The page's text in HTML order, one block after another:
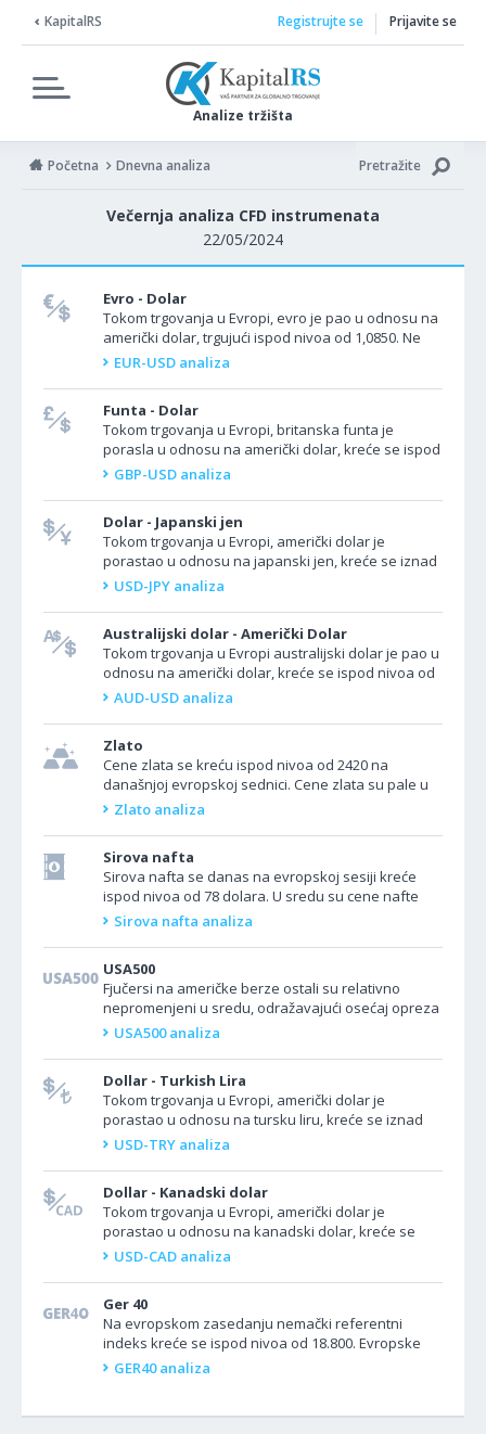
KapitalRS
Analize tržišta
Registrujte se Prijavite se
Početna Dnevna analiza Pretražite
Večernja analiza CFD instrumenata
22/05/2024
Evro - Dolar
Tokom trgovanja u Evropi, evro je pao u odnosu na
američki dolar, trgujući ispod nivoa od 1,0850. Ne
očekuje se da će evrozona danas objaviti neke...
EUR-USD analiza
Funta - Dolar
Tokom trgovanja u Evropi, britanska funta je
porasla u odnosu na američki dolar, kreće se ispod
nivoa od 1,2700. Velika Britanija je ranije danas
GBP-USD analiza
Dolar - Japanski jen
Tokom trgovanja u Evropi, američki dolar je
porastao u odnosu na japanski jen, kreće se iznad
nivoa od 156.000. Japan je ranije danas izvestio da
su podaci...
USD-JPY analiza
Australijski dolar - Američki Dolar
Tokom trgovanja u Evropi australijski dolar je pao u
odnosu na američki dolar, kreće se ispod nivoa od
0,6700. Australija danas neće objaviti nikakve...
AUD-USD analiza
Zlato
Cene zlata se kreću ispod nivoa od 2420 na
današnjoj evropskoj sednici. Cene zlata su pale u
sredu, distancirajući se od nedavnih rekordnih
Zlato analiza
Sirova nafta
Sirova nafta se danas na evropskoj sesiji kreće
ispod nivoa od 78 dolara. U sredu su cene nafte
pale za više od 1%, obeležavajući treći uzastopni...
Sirova nafta analiza
USA500
Fjučersi na američke berze ostali su relativno
nepromenjeni u sredu, odražavajući osećaj opreza
uoči ključnih događaja, uključujući predstojeće...
USA500 analiza
Dollar - Turkish Lira
Tokom trgovanja u Evropi, američki dolar je
porastao u odnosu na tursku liru, kreće se iznad
nivoa od 32.100. Turska danas nema tržišne
USD-TRY analiza
Dollar - Kanadski dolar
Tokom trgovanja u Evropi, američki dolar je
porastao u odnosu na kanadski dolar, kreće se
iznad nivoa od 1,3600. Ne očekuje se da će Kanada
USD-CAD analiza
Ger 40
Na evropskom zasedanju nemački referentni
indeks kreće se ispod nivoa od 18.800. Evropske
akcije su se u sredu otvorile padom, odražavajući
GER40 analiza